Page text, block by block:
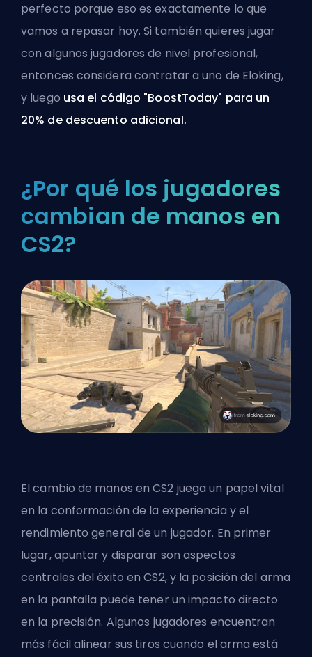
perfecto porque eso es exactamente lo que
vamos a repasar hoy. Si también quieres jugar
con algunos jugadores de nivel profesional,
entonces considera contratar a uno de Eloking,
y luego usa el código "BoostToday" para un
20% de descuento adicional.
¿Por qué los jugadores
cambian de manos en
CS2?
El cambio de manos en CS2 juega un papel vital
en la conformación de la experiencia y el
rendimiento general de un jugador. En primer
lugar, apuntar y disparar son aspectos
centrales del éxito en CS2, y la posición del arma
en la pantalla puede tener un impacto directo
en la precisión. Algunos jugadores encuentran
más fácil alinear sus tiros cuando el arma está